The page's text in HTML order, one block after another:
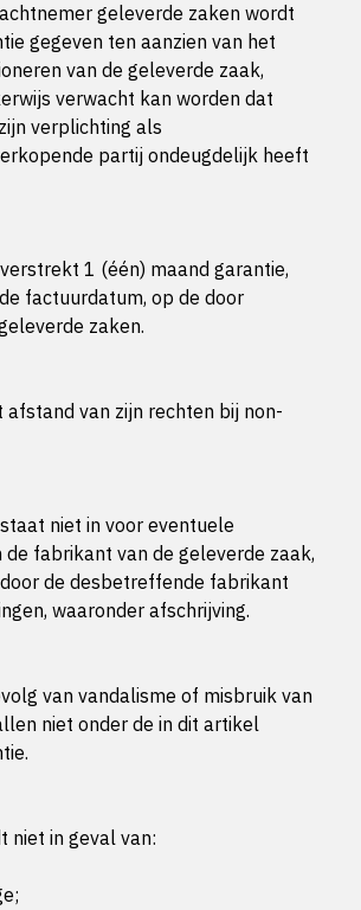
geleverde zaken wordt
gegeven ten aanzien van het
van de geleverde zaak,
verwacht kan worden dat
verplichting als
partij ondeugdelijk heeft
1 (één) maand garantie,
factuurdatum, op de door
zaken.
van zijn rechten bij non-
niet in voor eventuele
fabrikant van de geleverde zaak,
de desbetreffende fabrikant
waaronder afschrijving.
van vandalisme of misbruik van
niet onder de in dit artikel
niet in geval van: